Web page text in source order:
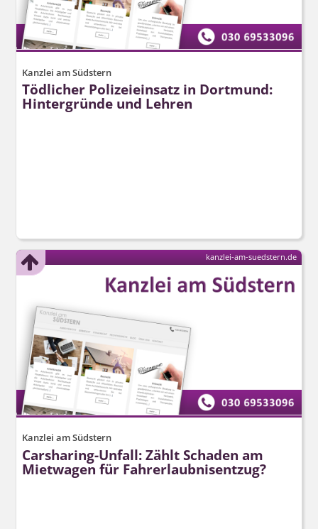
Kanzlei am Südstern
Tödlicher Polizeieinsatz in Dortmund:
Hintergründe und Lehren
Kanzlei am Südstern
Carsharing-Unfall: Zählt Schaden am
Mietwagen für Fahrerlaubnisentzug?
kanzlei-am-suedstern.de